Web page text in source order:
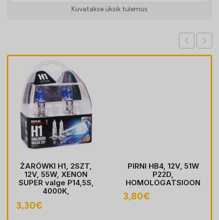
Kuvatakse üksik tulemus
ŻARÓWKI H1, 2SZT,
12V, 55W, XENON
SUPER valge P14,5S,
4000K,
3,30€
PIRNI HB4, 12V, 51W
P22D,
HOMOLOGATSIOON
3,80€